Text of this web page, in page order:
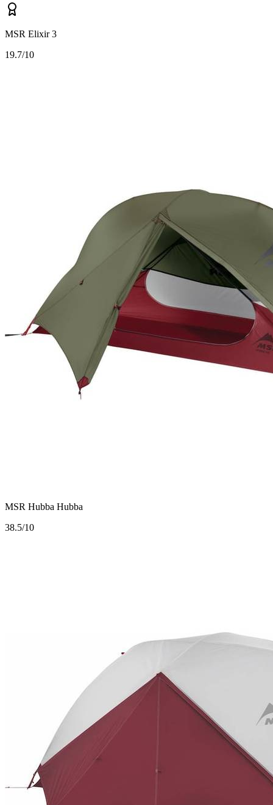
MSR Elixir 3
19.7/10
MSR Hubba Hubba
38.5/10